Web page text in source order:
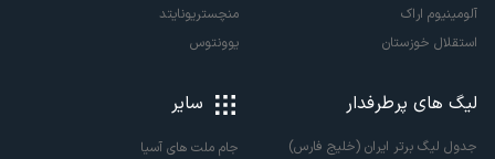
آلومینیوم اراک
استقلال خوزستان
منچستریونایتد
یوونتوس
لیگ های پرطرفدار
جدول لیگ برتر ایران (خلیج فارس)
سایر
جام ملت های آسیا